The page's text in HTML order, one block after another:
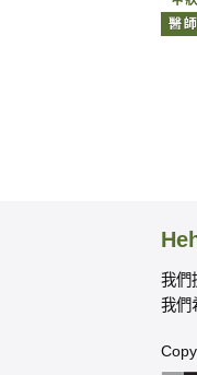
我們
我們